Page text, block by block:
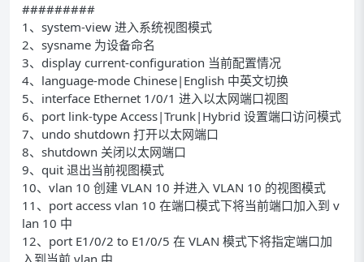
#########
1、system-view 进入系统视图模式
2、sysname 为设备命名
3、display current-configuration 当前配置情况
4、language-mode Chinese|English 中英文切换
5、interface Ethernet 1/0/1 进入以太网端口视图
6、port link-type Access|Trunk|Hybrid 设置端口访问模式
7、undo shutdown 打开以太网端口
8、shutdown 关闭以太网端口
9、quit 退出当前视图模式
10、vlan 10 创建 VLAN 10 并进入 VLAN 10 的视图模式
11、port access vlan 10 在端口模式下将当前端口加入到 v
lan 10 中
12、port E1/0/2 to E1/0/5 在 VLAN 模式下将指定端口加
入到当前 vlan 中